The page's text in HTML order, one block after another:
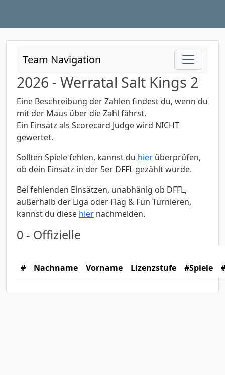
Team Navigation
2026 - Werratal Salt Kings 2
Eine Beschreibung der Zahlen findest du, wenn du
mit der Maus über die Zahl fährst.
Ein Einsatz als Scorecard Judge wird NICHT
gewertet.
Sollten Spiele fehlen, kannst du hier überprüfen,
ob dein Einsatz in der 5er DFFL gezählt wurde.
Bei fehlenden Einsätzen, unabhänig ob DFFL,
außerhalb der Liga oder Flag & Fun Turnieren,
kannst du diese hier nachmelden.
0 - Offizielle
# Nachname Vorname Lizenzstufe #Spiele